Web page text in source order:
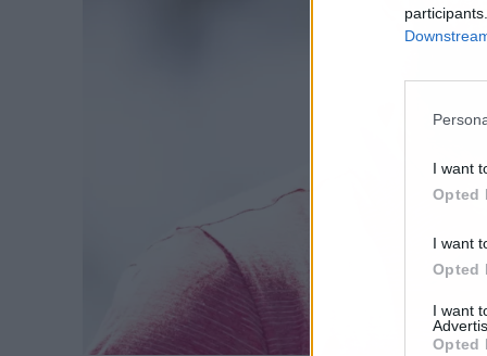
I want
Opted
I want
Opted
I want
Opted